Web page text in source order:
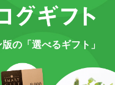
の「選べるギフト」